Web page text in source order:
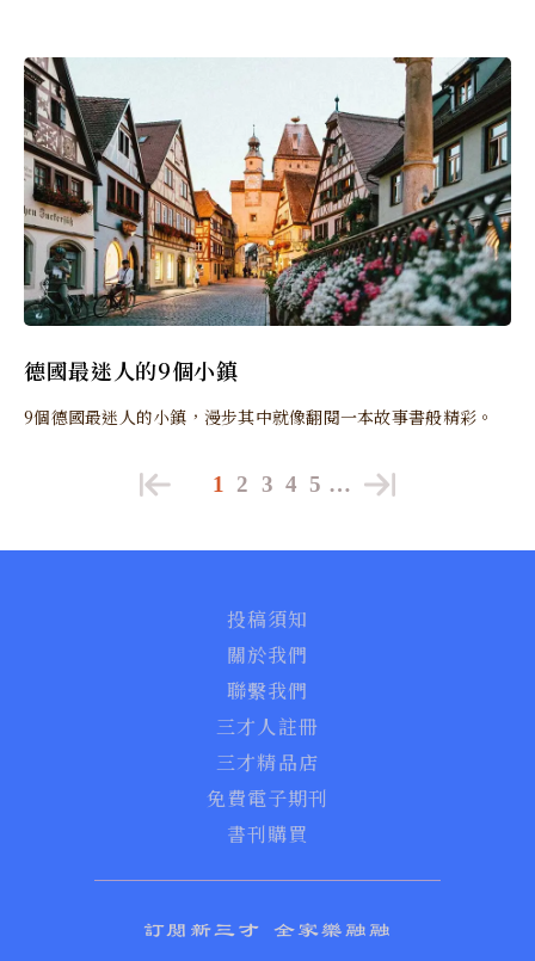
德國最迷人的9個小鎮
9個德國最迷人的小鎮，漫步其中就像翻閱一本故事書般精彩。
1 2 3 4 5 …
投稿須知
關於我們
聯繫我們
三才人註冊
三才精品店
免費電子期刊
書刊購買
訂閱新三才 全家樂融融